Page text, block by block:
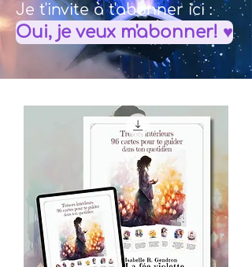
Je t'invite à t'abonner ici :
Oui, je veux m'abonner! ♥